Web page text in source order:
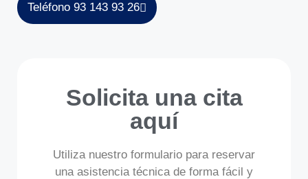
Teléfono 93 143 93 26
Solicita una cita
aquí
Utiliza nuestro formulario para reservar
una asistencia técnica de forma fácil y